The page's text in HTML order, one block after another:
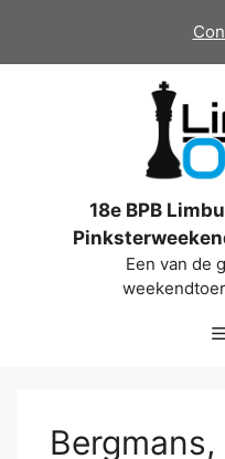
de
18e BPB
Een van de
Bergmans,